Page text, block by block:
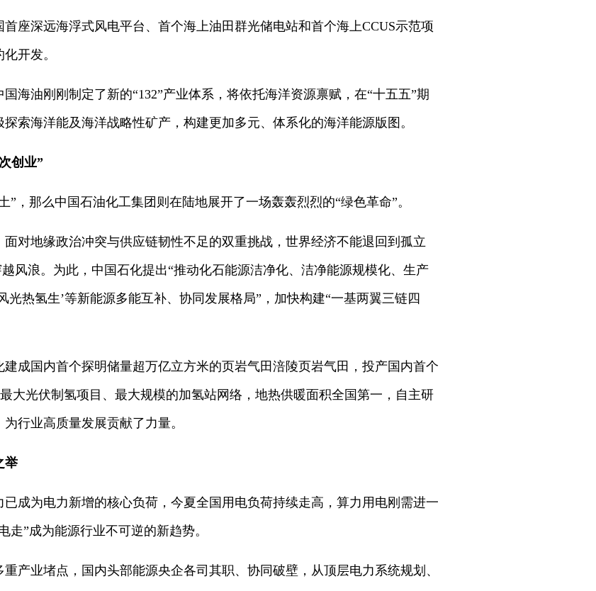
座深远海浮式风电平台、首个海上油田群光储电站和首个海上CCUS示范项
开发。
海油刚刚制定了新的“132”产业体系，将依托海洋资源禀赋，在“十五五”期
索海洋能及海洋战略性矿产，构建更加多元、体系化的海洋能源版图。
创业”
”，那么中国石油化工集团则在陆地展开了一场轰轰烈烈的“绿色革命”。
对地缘政治冲突与供应链韧性不足的双重挑战，世界经济不能退回到孤立
风浪。为此，中国石化提出“推动化石能源洁净化、洁净能源规模化、生产
光热氢生’等新能源多能互补、协同发展格局”，加快构建“一基两翼三链四
成国内首个探明储量超万亿立方米的页岩气田涪陵页岩气田，投产国内首个
大光伏制氢项目、最大规模的加氢站网络，地热供暖面积全国第一，自主研
行业高质量发展贡献了力量。
举
成为电力新增的核心负荷，今夏全国用电负荷持续走高，算力用电刚需进一
走”成为能源行业不可逆的新趋势。
产业堵点，国内头部能源央企各司其职、协同破壁，从顶层电力系统规划、